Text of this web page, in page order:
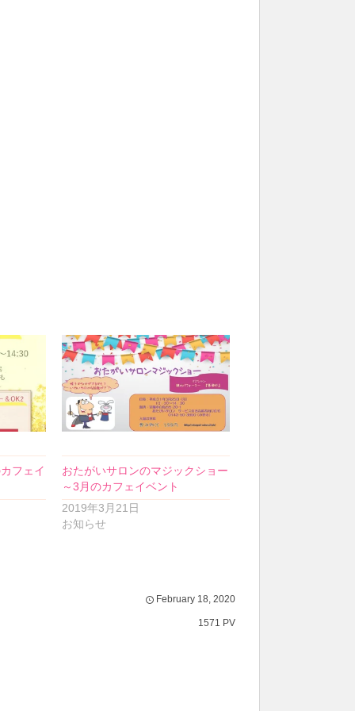
フェイ
おたがいサロンのマジックショー
～3月のカフェイベント
2019年3月21日
お知らせ
February 18 2020
1571 PV